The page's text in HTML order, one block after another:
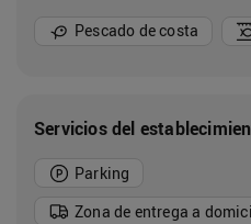
Pescado de costa
Servicios del
Parking
Zona de entrega a